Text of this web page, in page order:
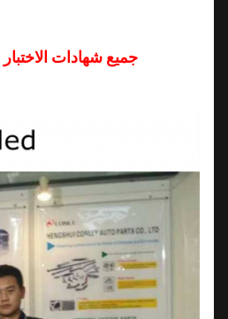
جميع شهادات الاختبار